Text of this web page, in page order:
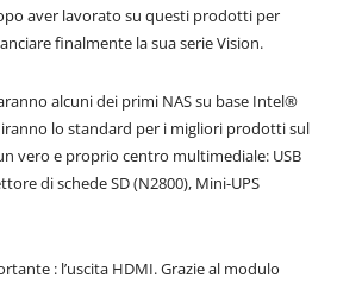
aver lavorato su questi prodotti per
finalmente la sua serie Vision.
alcuni dei primi NAS su base Intel®
lo standard per i migliori prodotti sul
vero e proprio centro multimediale: USB
di schede SD (N2800), Mini-UPS
: l’uscita HDMI. Grazie al modulo